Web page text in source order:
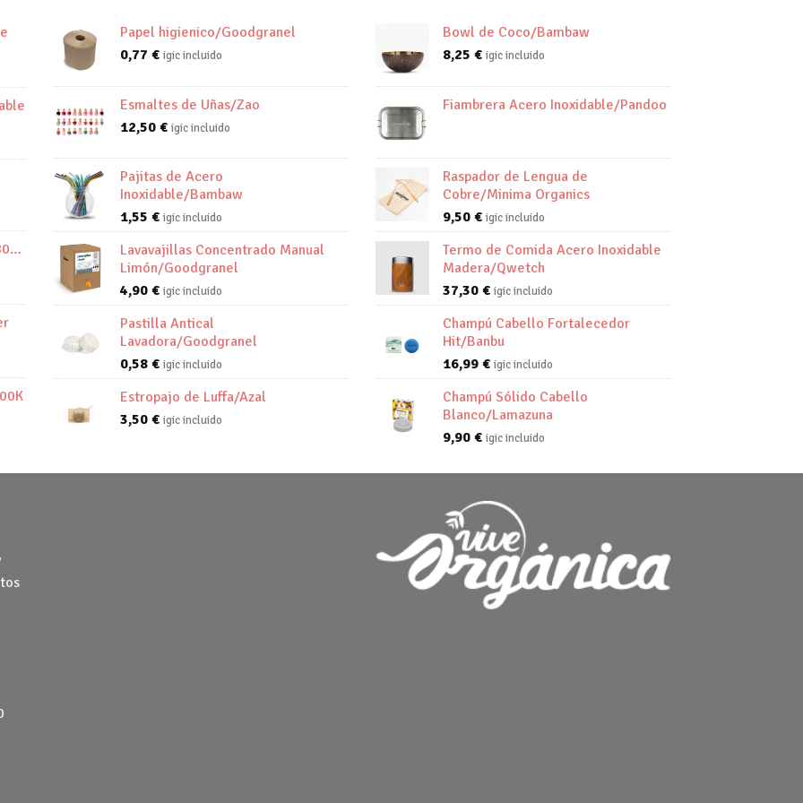
Papel higienico/Goodgranel
0,77 € igic incluido
Esmaltes de Uñas/Zao
12,50 € igic incluido
Pajitas de Acero
Inoxidable/Bambaw
1,55 € igic incluido
Lavavajillas Concentrado Manual
Limón/Goodgranel
4,90 € igic incluido
Pastilla Antical
Lavadora/Goodgranel
0,58 € igic incluido
Estropajo de Luffa/Azal
3,50 € igic incluido
Bowl de Coco/Bambaw
8,25 € igic incluido
Fiambrera Acero Inoxidable/Pandoo
Raspador de Lengua de
Cobre/Minima Organics
9,50 € igic incluido
Termo de Comida Acero Inoxidable
Madera/Qwetch
37,30 € igic incluido
Champú Cabello Fortalecedor
Hit/Banbu
16,99 € igic incluido
Champú Sólido Cabello
Blanco/Lamazuna
9,90 € igic incluido